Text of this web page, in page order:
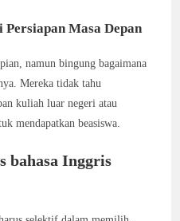
Masa Depan
namun bingung bagaimana
Mereka tidak tahu
kuliah luar negeri atau
mendapatkan beasiswa.
bahasa Inggris